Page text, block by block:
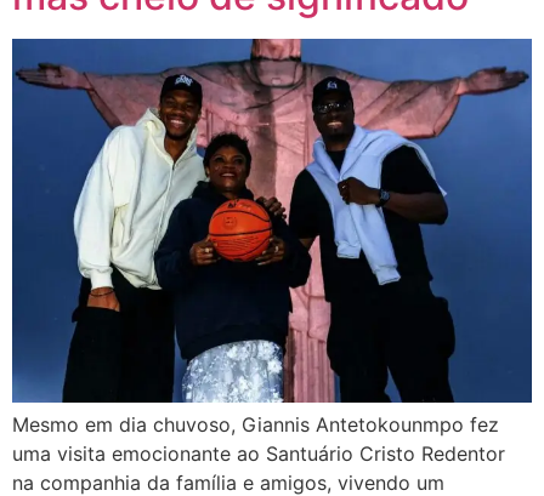
Mesmo em dia chuvoso, Giannis Antetokounmpo fez
uma visita emocionante ao Santuário Cristo Redentor
na companhia da família e amigos, vivendo um